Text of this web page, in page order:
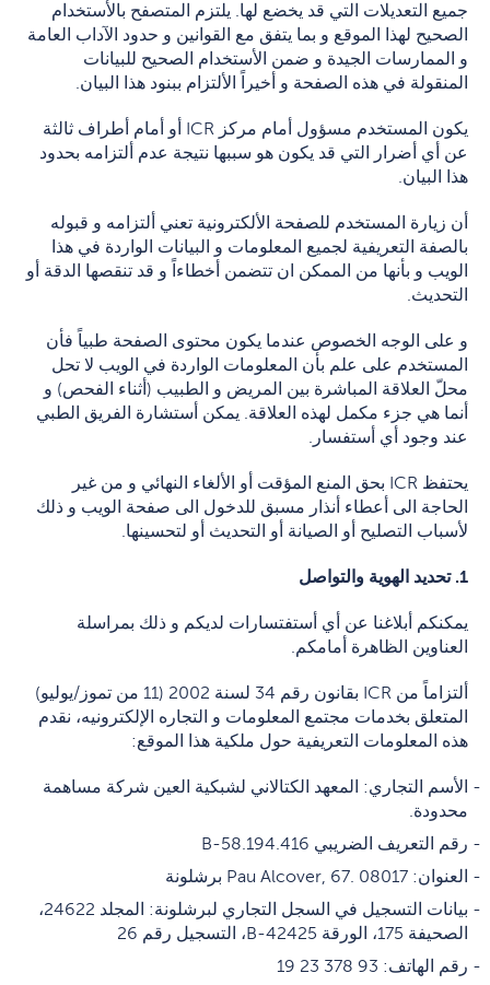
جميع التعديلات التي قد يخضع لها. يلتزم المتصفح بالأستخدام
الصحيح لهذا الموقع و بما يتفق مع القوانين و حدود الآداب العامة
و الممارسات الجيدة و ضمن الأستخدام الصحيح للبيانات
المنقولة في هذه الصفحة و أخيراً الألتزام ببنود هذا البيان.
يكون المستخدم مسؤول أمام مركز ICR أو أمام أطراف ثالثة
عن أي أضرار التي قد يكون هو سببها نتيجة عدم ألتزامه بحدود
هذا البيان.
أن زيارة المستخدم للصفحة الألكترونية تعني ألتزامه و قبوله
بالصفة التعريفية لجميع المعلومات و البيانات الواردة في هذا
الويب و بأنها من الممكن ان تتضمن أخطاءاً و قد تنقصها الدقة أو
التحديث.
و على الوجه الخصوص عندما يكون محتوى الصفحة طبياً فأن
المستخدم على علم بأن المعلومات الواردة في الويب لا تحل
محلّ العلاقة المباشرة بين المريض و الطبيب (أثناء الفحص) و
أنما هي جزء مكمل لهذه العلاقة. يمكن أستشارة الفريق الطبي
عند وجود أي أستفسار.
يحتفظ ICR بحق المنع المؤقت أو الألغاء النهائي و من غير
الحاجة الى أعطاء أنذار مسبق للدخول الى صفحة الويب و ذلك
لأسباب التصليح أو الصيانة أو التحديث أو لتحسينها.
1. تحديد الهوية والتواصل
يمكنكم أبلاغنا عن أي أستفتسارات لديكم و ذلك بمراسلة
العناوين الظاهرة أمامكم.
ألتزاماً من ICR بقانون رقم 34 لسنة 2002 (11 من تموز/يوليو)
المتعلق بخدمات مجتمع المعلومات و التجاره الإلكترونيه، نقدم
هذه المعلومات التعريفية حول ملكية هذا الموقع:
الأسم التجاري: المعهد الكتالاني لشبكية العين شركة مساهمة
محدودة.
رقم التعريف الضريبي B-58.194.416
العنوان: Pau Alcover, 67. 08017 برشلونة
بيانات التسجيل في السجل التجاري لبرشلونة: المجلد 24622،
الصحيفة 175، الورقة B-42425، التسجيل رقم 26
رقم الهاتف: 93 378 23 19